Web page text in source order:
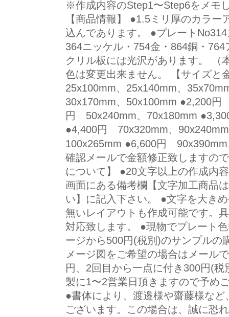
※作成内容のStep1〜Step6をメモ
【商品情報】 ●1.5ミリ厚のカラ
込んであります。 ●プレート
364ニッケル・754金・864銅・
クリル板には光沢があります。 （
色は変更出来ません。 【サイズ
25x100mm、25x140mm、
30x170mm、50x100mm ●2,200
円 50x240mm、70x180mm
●4,400円 70x320mm、
100x265mm ●6,600円
確認メールで金額修正致しますの
について】 ●20文字以上の作成内
画面にある備考欄【文字加工商品
い】に記入下さい。 ●文字を大き
無いレイアウトも作成可能です。
対応致します。 ●現物でプレート
ージから500円(税別)のサンプルの
メージ図をご希望の場合はメール
円、2回目から一点に付き300円(
製に1〜2営業日頂きますので予め
●書体により、渡邉様や齋藤様な
ございます。この場合は、誠に恐